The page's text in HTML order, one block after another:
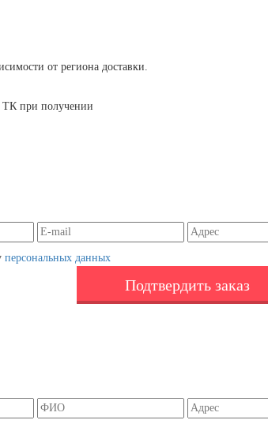
от региона доставки.
ТК при получении
персональных данных
Подтвердить заказ